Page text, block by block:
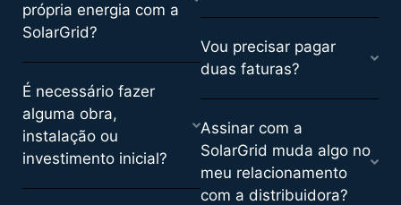
própria energia com a
SolarGrid?
É necessário fazer
alguma obra,
instalação ou
investimento inicial?
Vou precisar pagar
duas faturas?
Assinar com a
SolarGrid muda algo no
meu relacionamento
com a distribuidora?